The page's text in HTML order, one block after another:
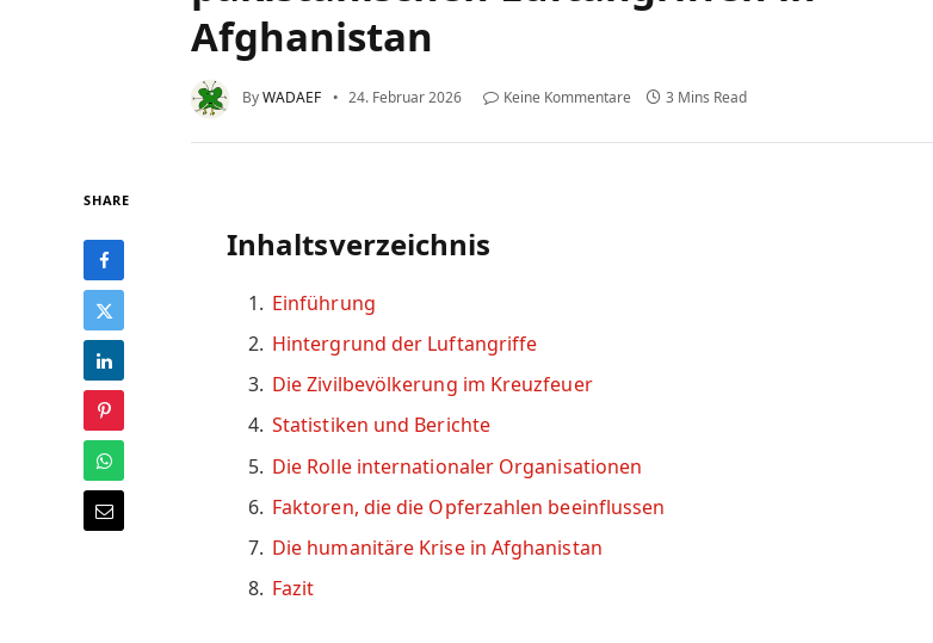
Afghanistan
ByWADAEF 24. Februar 2026 Keine Kommentare 3 Mins Read
SHARE
Inhaltsverzeichnis
Einführung
Hintergrund der Luftangriffe
Die Zivilbevölkerung im Kreuzfeuer
Statistiken und Berichte
Die Rolle internationaler Organisationen
Faktoren, die die Opferzahlen beeinflussen
Die humanitäre Krise in Afghanistan
Fazit